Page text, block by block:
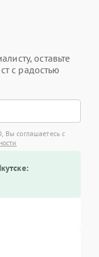
оставьте
с радостью
Вы соглашаетесь с